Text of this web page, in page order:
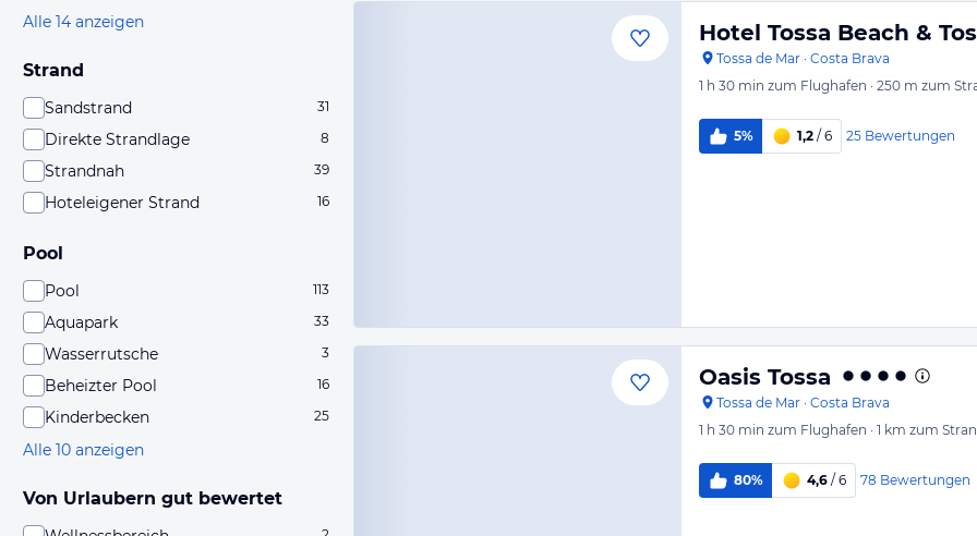
Alle 14 anzeigen
Strand
Sandstrand 31
Direkte Strandlage 8
Strandnah 39
Hoteleigener Strand 16
Pool
Pool 113
Aquapark 33
Wasserrutsche 3
Beheizter Pool 16
Kinderbecken 25
Alle 10 anzeigen
Von Urlaubern gut bewertet
Hotel Tossa Beach &
Tossa de Mar · Costa Brava
1 h 30 min zum Flughafen · 250 m zum
5% 1,2 / 6 25 Bewertungen
Oasis Tossa
Tossa de Mar · Costa Brava
1 h 30 min zum Flughafen · 1 km zum
80% 4,6 / 6 78 Bewertungen